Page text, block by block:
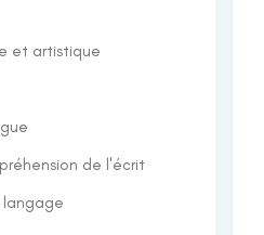
et artistique
de l'écrit